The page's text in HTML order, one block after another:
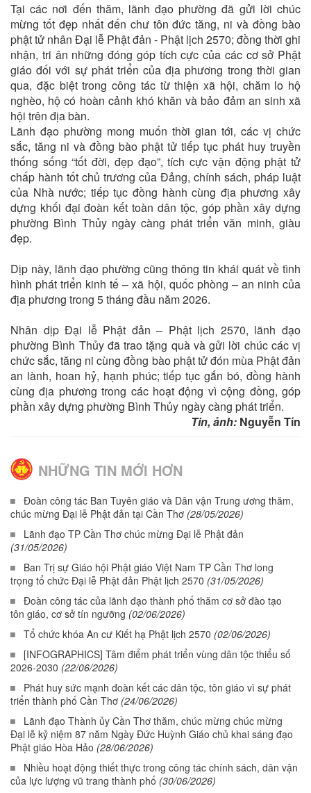
Tại các nơi đến thăm, lãnh đạo phường đã gửi lời chúc
mừng tốt đẹp nhất đến chư tôn đức tăng, ni và đồng bào
phật tử nhân Đại lễ Phật đản - Phật lịch 2570; đồng thời ghi
nhận, tri ân những đóng góp tích cực của các cơ sở Phật
giáo đối với sự phát triển của địa phương trong thời gian
qua, đặc biệt trong công tác từ thiện xã hội, chăm lo hộ
nghèo, hộ có hoàn cảnh khó khăn và bảo đảm an sinh xã
hội trên địa bàn.
Lãnh đạo phường mong muốn thời gian tới, các vị chức
sắc, tăng ni và đồng bào phật tử tiếp tục phát huy truyền
thống sống “tốt đời, đẹp đạo”, tích cực vận động phật tử
chấp hành tốt chủ trương của Đảng, chính sách, pháp luật
của Nhà nước; tiếp tục đồng hành cùng địa phương xây
dựng khối đại đoàn kết toàn dân tộc, góp phần xây dựng
phường Bình Thủy ngày càng phát triển văn minh, giàu
đẹp.
Dịp này, lãnh đạo phường cũng thông tin khái quát về tình
hình phát triển kinh tế – xã hội, quốc phòng – an ninh của
địa phương trong 5 tháng đầu năm 2026.
Nhân dịp Đại lễ Phật đản – Phật lịch 2570, lãnh đạo
phường Bình Thủy đã trao tặng quà và gửi lời chúc các vị
chức sắc, tăng ni cùng đồng bào phật tử đón mùa Phật đản
an lành, hoan hỷ, hạnh phúc; tiếp tục gắn bó, đồng hành
cùng địa phương trong các hoạt động vì cộng đồng, góp
phần xây dựng phường Bình Thủy ngày càng phát triển.
Tin, ảnh: Nguyễn Tín
NHỮNG TIN MỚI HƠN
Đoàn công tác Ban Tuyên giáo và Dân vận Trung ương thăm,
chúc mừng Đại lễ Phật đản tại Cần Thơ (28/05/2026)
Lãnh đạo TP Cần Thơ chúc mừng Đại lễ Phật đản
(31/05/2026)
Ban Trị sự Giáo hội Phật giáo Việt Nam TP Cần Thơ long
trọng tổ chức Đại lễ Phật đản Phật lịch 2570 (31/05/2026)
Đoàn công tác của lãnh đạo thành phố thăm cơ sở đào tạo
tôn giáo, cơ sở tín ngưỡng (02/06/2026)
Tổ chức khóa An cư Kiết hạ Phật lịch 2570 (02/06/2026)
[INFOGRAPHICS] Tâm điểm phát triển vùng dân tộc thiểu số
2026-2030 (22/06/2026)
Phát huy sức mạnh đoàn kết các dân tộc, tôn giáo vì sự phát
triển thành phố Cần Thơ (24/06/2026)
Lãnh đạo Thành ủy Cần Thơ thăm, chúc mừng chúc mừng
Đại lễ kỷ niệm 87 năm Ngày Đức Huỳnh Giáo chủ khai sáng đạo
Phật giáo Hòa Hảo (28/06/2026)
Nhiều hoạt động thiết thực trong công tác chính sách, dân vận
của lực lượng vũ trang thành phố (30/06/2026)